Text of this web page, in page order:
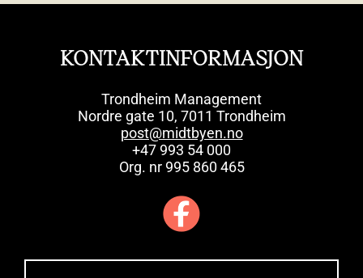
KONTAKTINFORMASJON
Trondheim Management
Nordre gate 10, 7011 Trondheim
post@midtbyen.no
+47 993 54 000
Org. nr 995 860 465